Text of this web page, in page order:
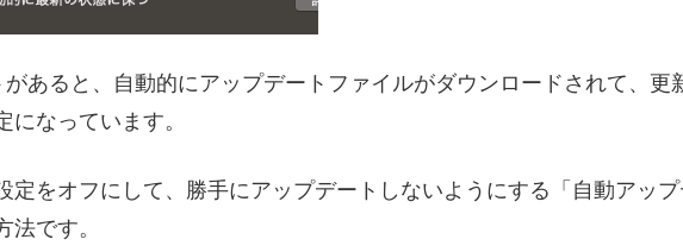
あると、自動的にアップデートファイルがダウンロードされて、更
なっています。
定をオフにして、勝手にアップデートしないようにする「自動アッ
法です。